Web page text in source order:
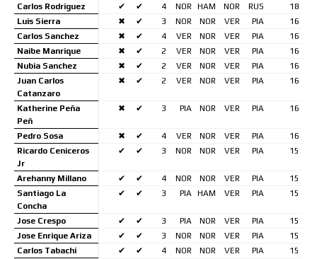
Carlos Rodriguez
✔ ✔ 4 NOR HAM NOR RUS
18
Luis Sierra
✖ ✔ 3 NOR NOR VER PIA
16
Carlos Sanchez
✖ ✔ 4 VER NOR VER PIA
16
Naibe Manrique
✖ ✔ 2 VER NOR VER PIA
16
Nubia Sanchez
✖ ✔ 2 VER NOR VER PIA
16
Juan Carlos
Catanzaro
✖ ✔ 2 VER NOR VER PIA 16
Katherine Peña
Peñ
✖ ✔ 3 PIA NOR VER PIA 16
Pedro Sosa ✖ ✔ 4 VER NOR VER PIA
16
Ricardo Ceniceros
Jr
✔ ✔ 3 NOR NOR VER PIA 15
Arehanny Millano ✔ ✔ 4 NOR NOR VER PIA
15
Santiago La
Concha
✔ ✔ 3 PIA HAM VER PIA 15
Jose Crespo ✔ ✔ 3 PIA NOR VER PIA
15
Jose Enrique Ariza
✔ ✔ 3 NOR NOR VER PIA
15
Carlos Tabachi
✔ ✔ 4 NOR NOR VER PIA
15